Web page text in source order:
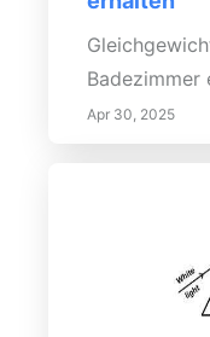
wird Ihr
Gefühl der
Schaffen Sie
Aktivitäten
Atmosphäre
Badezimmer
Apr 30, 2025